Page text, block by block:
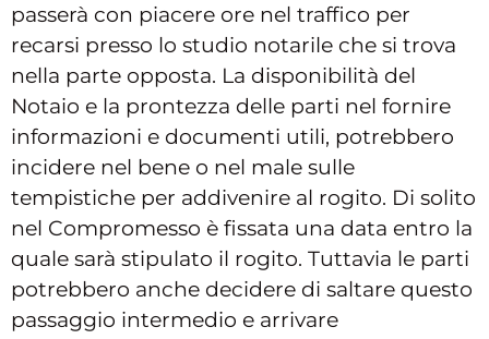
passerà con piacere ore nel traffico per
recarsi presso lo studio notarile che si trova
nella parte opposta. La disponibilità del
Notaio e la prontezza delle parti nel fornire
informazioni e documenti utili, potrebbero
incidere nel bene o nel male sulle
tempistiche per addivenire al rogito. Di solito
nel Compromesso è fissata una data entro la
quale sarà stipulato il rogito. Tuttavia le parti
potrebbero anche decidere di saltare questo
passaggio intermedio e arrivare